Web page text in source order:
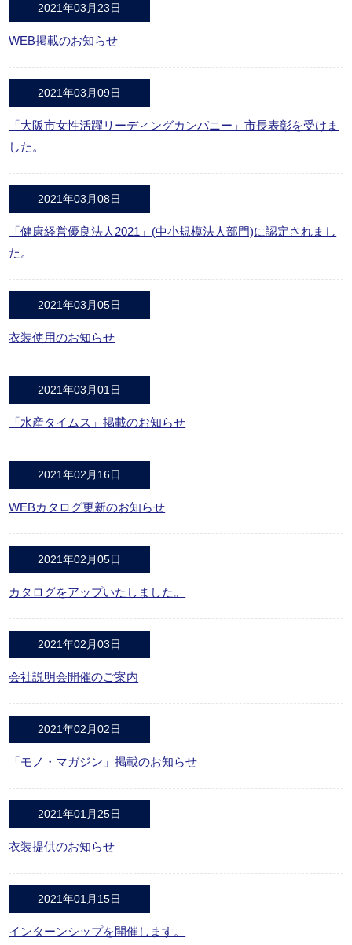
2021年03月23日
WEB掲載のお知らせ
2021年03月09日
「大阪市女性活躍リーディングカンパニー」市長表彰を受けま
した。
2021年03月08日
「健康経営優良法人2021」(中小規模法人部門)に認定されまし
た。
2021年03月05日
衣装使用のお知らせ
2021年03月01日
「水産タイムス」掲載のお知らせ
2021年02月16日
WEBカタログ更新のお知らせ
2021年02月05日
カタログをアップいたしました。
2021年02月03日
会社説明会開催のご案内
2021年02月02日
「モノ・マガジン」掲載のお知らせ
2021年01月25日
衣装提供のお知らせ
2021年01月15日
インターンシップを開催します。